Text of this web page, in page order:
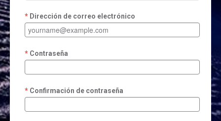
Dirección de correo electrónico
Contraseña
Confirmación de contraseña